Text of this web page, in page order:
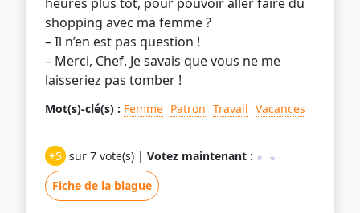
shopping avec ma femme ?
– Il n’en est pas question !
– Merci, Chef. Je savais que vous ne me
laisseriez pas tomber !
Mot(s)-clé(s) : Femme Patron Travail Vacances
+5 sur 7 vote(s) | Votez maintenant :
Fiche de la blague